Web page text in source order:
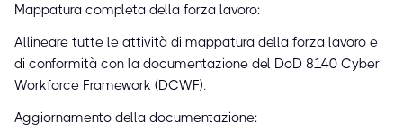
Mappatura completa della forza lavoro:
Allineare tutte le attività di mappatura della forza lavoro e
di conformità con la documentazione del DoD 8140 Cyber
Workforce Framework (DCWF).
Aggiornamento della documentazione: